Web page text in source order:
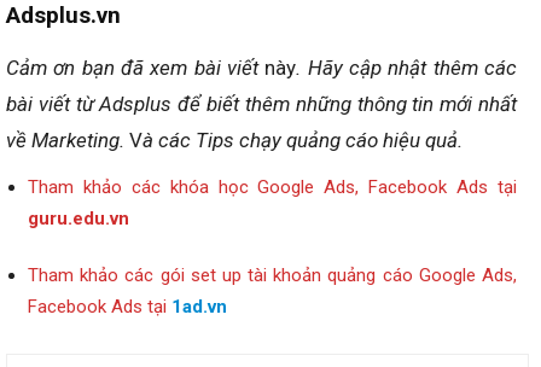
Adsplus.vn
Cảm ơn bạn đã xem bài viết này. Hãy cập nhật thêm các
bài viết từ Adsplus để biết thêm những thông tin mới nhất
về Marketing. Và các Tips chạy quảng cáo hiệu quả.
Tham khảo các khóa học Google Ads, Facebook Ads tại
guru.edu.vn
Tham khảo các gói set up tài khoản quảng cáo Google Ads,
Facebook Ads tại 1ad.vn